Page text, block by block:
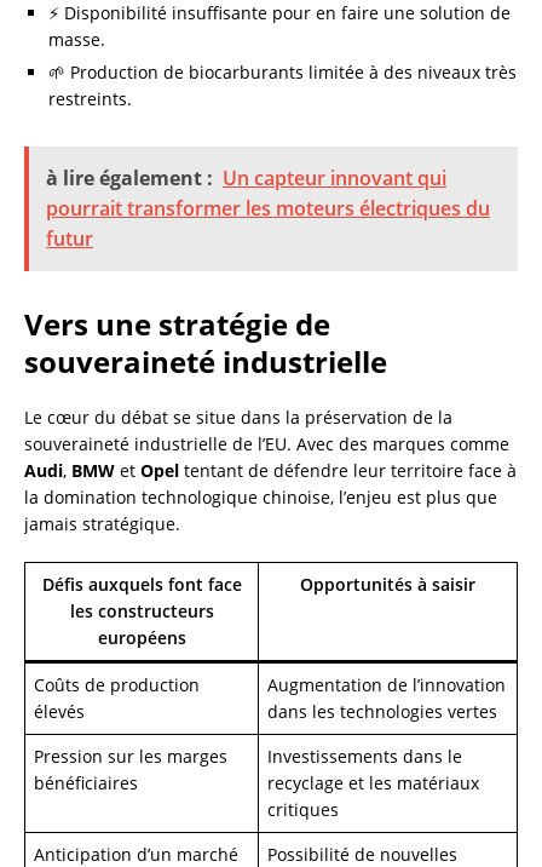
⚡ Disponibilité insuffisante pour en faire une solution de
masse.
🌱 Production de biocarburants limitée à des niveaux très
restreints.
à lire également : Un capteur innovant qui
pourrait transformer les moteurs électriques du
futur
Vers une stratégie de
souveraineté industrielle
Le cœur du débat se situe dans la préservation de la
souveraineté industrielle de l’EU. Avec des marques comme
Audi, BMW et Opel tentant de défendre leur territoire face à
la domination technologique chinoise, l’enjeu est plus que
jamais stratégique.
Défis auxquels font face
les constructeurs
européens
Opportunités à saisir
Coûts de production
élevés
Augmentation de l’innovation
dans les technologies vertes
Pression sur les marges
bénéficiaires
Investissements dans le
recyclage et les matériaux
critiques
Anticipation d’un marché
Possibilité de nouvelles